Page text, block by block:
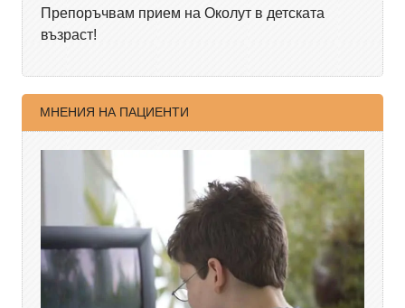
Препоръчвам прием на Околут в детската
възраст!
МНЕНИЯ НА ПАЦИЕНТИ